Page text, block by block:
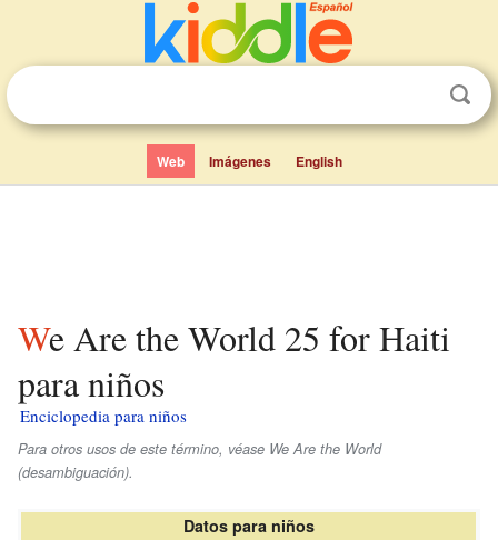
Web Imágenes English
We Are the World 25 for Haiti
para niños
Enciclopedia para niños
Para otros usos de este término, véase We Are the World
(desambiguación).
Datos para niños